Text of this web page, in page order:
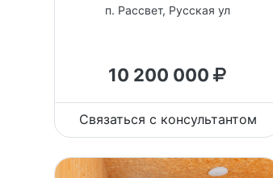
п. Рассвет, Русская ул
10 200 000
Связаться с консультантом